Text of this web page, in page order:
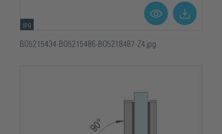
jpg
BO5215434-BO5215486-BO5218487-Z4.jpg